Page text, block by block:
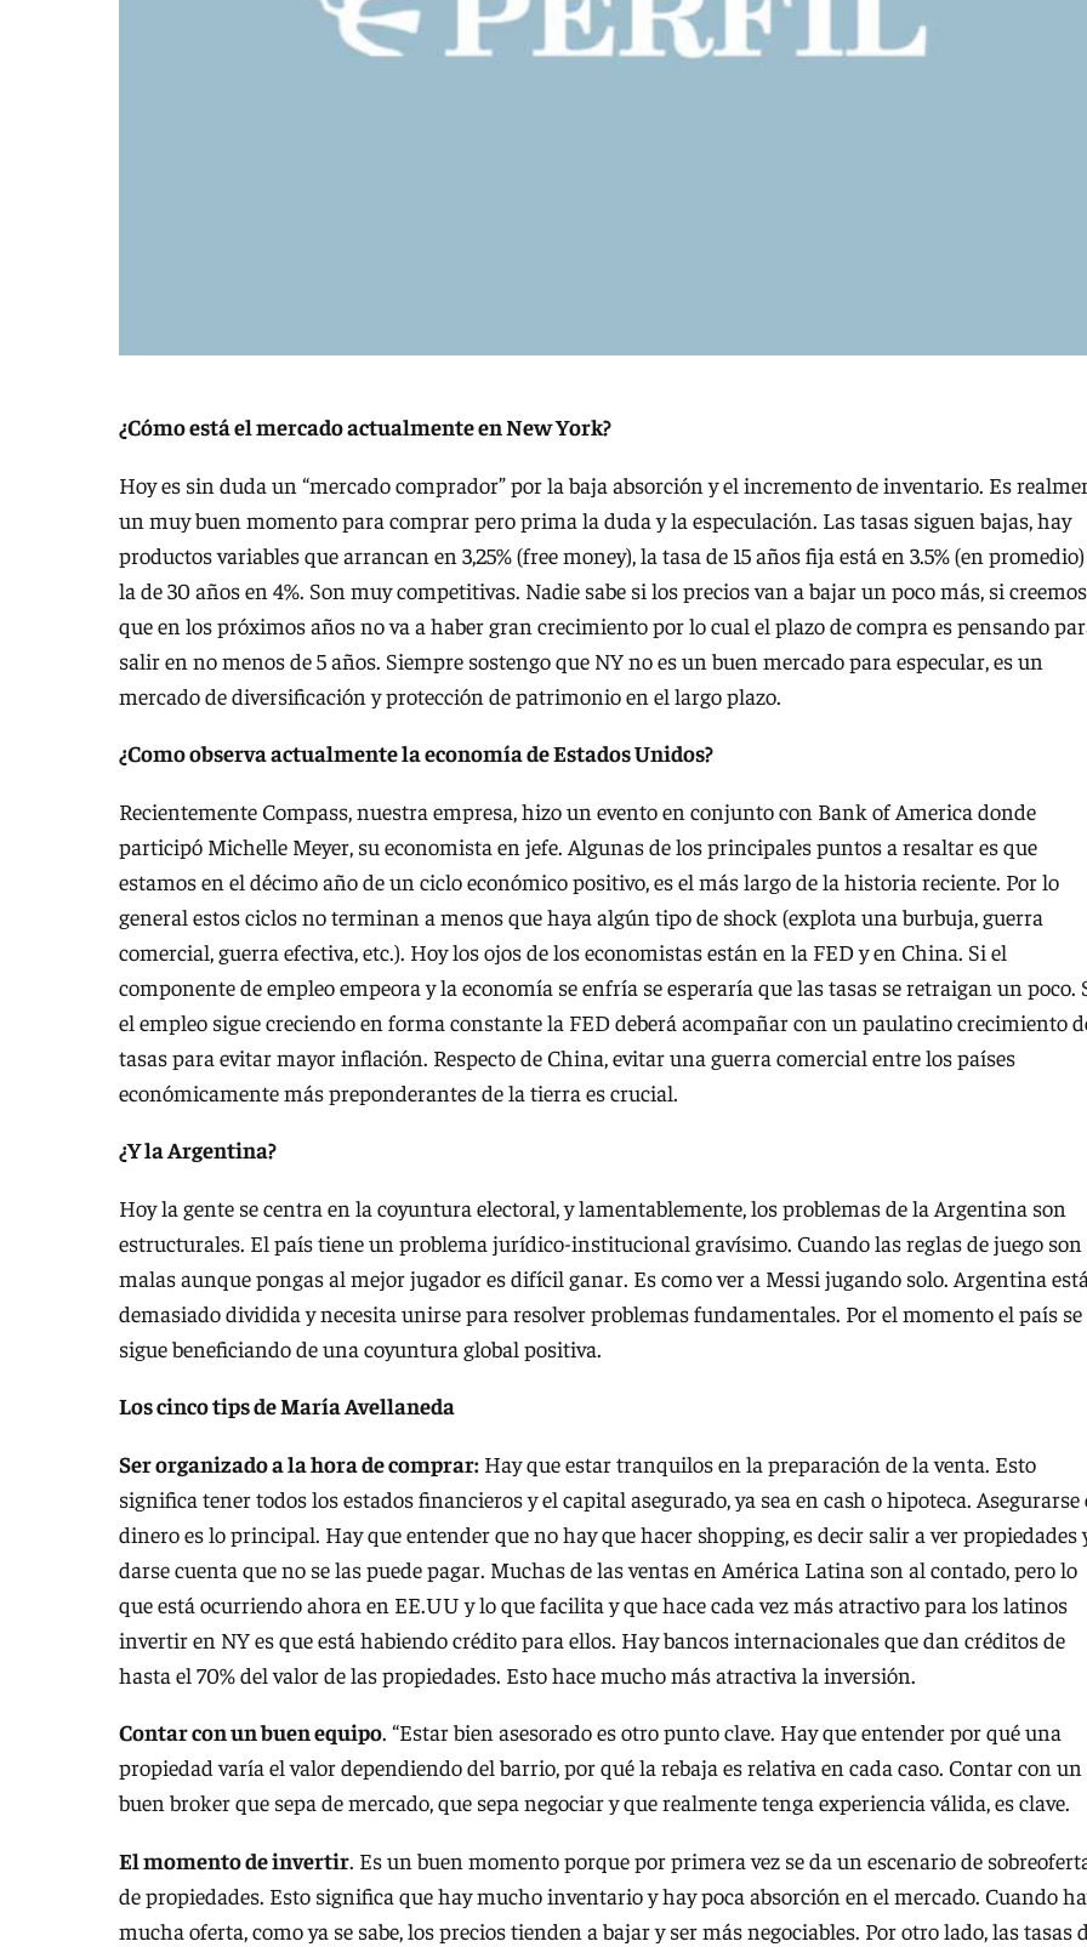
¿Cómo está el mercado actualmente en New York?
Hoy es sin duda un “mercado comprador” por la baja absorción y el incremento de inventario. Es
un muy buen momento para comprar pero prima la duda y la especulación. Las tasas siguen bajas, hay
productos variables que arrancan en 3,25% (free money), la tasa de 15 años fija está en 3.5% (en
la de 30 años en 4%. Son muy competitivas. Nadie sabe si los precios van a bajar un poco más, si creemos
que en los próximos años no va a haber gran crecimiento por lo cual el plazo de compra es pensando
salir en no menos de 5 años. Siempre sostengo que NY no es un buen mercado para especular, es un
mercado de diversificación y protección de patrimonio en el largo plazo.
¿Como observa actualmente la economía de Estados Unidos?
Recientemente Compass, nuestra empresa, hizo un evento en conjunto con Bank of America donde
participó Michelle Meyer, su economista en jefe. Algunas de los principales puntos a resaltar es que
estamos en el décimo año de un ciclo económico positivo, es el más largo de la historia reciente. Por lo
general estos ciclos no terminan a menos que haya algún tipo de shock (explota una burbuja, guerra
comercial, guerra efectiva, etc.). Hoy los ojos de los economistas están en la FED y en China. Si el
componente de empleo empeora y la economía se enfría se esperaría que las tasas se retraigan un poco.
el empleo sigue creciendo en forma constante la FED deberá acompañar con un paulatino crecimiento
tasas para evitar mayor inflación. Respecto de China, evitar una guerra comercial entre los países
económicamente más preponderantes de la tierra es crucial.
¿Y la Argentina?
Hoy la gente se centra en la coyuntura electoral, y lamentablemente, los problemas de la Argentina son
estructurales. El país tiene un problema jurídico-institucional gravísimo. Cuando las reglas de juego son
malas aunque pongas al mejor jugador es difícil ganar. Es como ver a Messi jugando solo. Argentina está
demasiado dividida y necesita unirse para resolver problemas fundamentales. Por el momento el país se
sigue beneficiando de una coyuntura global positiva.
Los cinco tips de María Avellaneda
Ser organizado a la hora de comprar: Hay que estar tranquilos en la preparación de la venta. Esto
significa tener todos los estados financieros y el capital asegurado, ya sea en cash o hipoteca. Asegurarse
dinero es lo principal. Hay que entender que no hay que hacer shopping, es decir salir a ver propiedades
darse cuenta que no se las puede pagar. Muchas de las ventas en América Latina son al contado, pero lo
que está ocurriendo ahora en EE.UU y lo que facilita y que hace cada vez más atractivo para los latinos
invertir en NY es que está habiendo crédito para ellos. Hay bancos internacionales que dan créditos de
hasta el 70% del valor de las propiedades. Esto hace mucho más atractiva la inversión.
Contar con un buen equipo. “Estar bien asesorado es otro punto clave. Hay que entender por qué una
propiedad varía el valor dependiendo del barrio, por qué la rebaja es relativa en cada caso. Contar con un
buen broker que sepa de mercado, que sepa negociar y que realmente tenga experiencia válida, es clave.
El momento de invertir. Es un buen momento porque por primera vez se da un escenario de
de propiedades. Esto significa que hay mucho inventario y hay poca absorción en el mercado. Cuando
mucha oferta, como ya se sabe, los precios tienden a bajar y ser más negociables. Por otro lado, las tasas